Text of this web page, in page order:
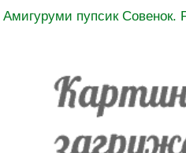
Амигуруми пупсик Совенок.